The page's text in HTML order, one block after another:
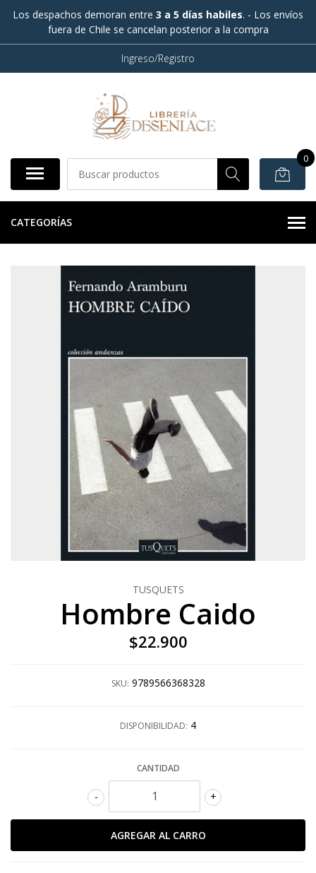
Los despachos demoran entre 3 a 5 días habiles. - Los envíos
fuera de Chile se cancelan posterior a la compra
Ingreso/Registro
0
CATEGORÍAS
TUSQUETS
Hombre Caido
$22.900
SKU: 9789566368328
DISPONIBILIDAD: 4
CANTIDAD
+
-